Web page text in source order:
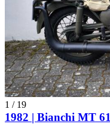
1 / 19
1982 | Bianchi MT 61